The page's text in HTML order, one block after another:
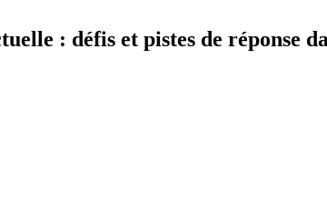
: défis et pistes de réponse